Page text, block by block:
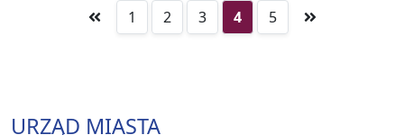
1 2 3 4 5
URZĄD MIASTA